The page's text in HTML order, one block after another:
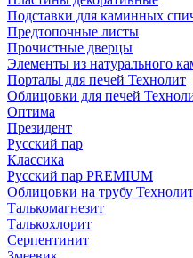
Подставки для каминных
Предтопочные листы
Прочистные дверцы
Элементы из натурального
Порталы для печей Технолит
Облицовки для печей
Оптима
Президент
Русский пар
Классика
Русский пар PREMIUM
Облицовки на трубу Технолит
Талькомагнезит
Талькохлорит
Серпентинит